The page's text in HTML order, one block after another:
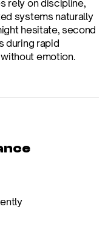
rely on discipline,
systems naturally
hesitate, second
during rapid
emotion.